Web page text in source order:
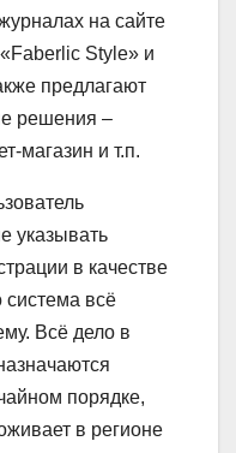
на сайте
Style» и
предлагают
решения –
магазин и т.п.
указывать
в качестве
система всё
Всё дело в
порядке,
в регионе